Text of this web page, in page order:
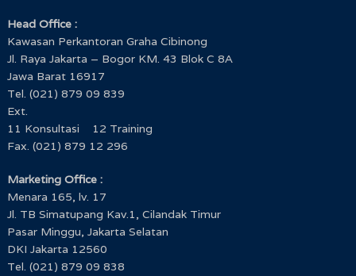
Head Office :
Kawasan Perkantoran Graha Cibinong
Jl. Raya Jakarta – Bogor KM. 43 Blok C 8A
Jawa Barat 16917
Tel. (021) 879 09 839
Ext.
11 Konsultasi 12 Training
Fax. (021) 879 12 296
Marketing Office :
Menara 165, lv. 17
Jl. TB Simatupang Kav.1, Cilandak Timur
Pasar Minggu, Jakarta Selatan
DKI Jakarta 12560
Tel. (021) 879 09 838